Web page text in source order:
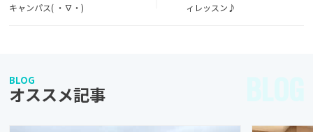
キャンパス( ・∇・)
ィレッスン♪
BLOG
オススメ記事